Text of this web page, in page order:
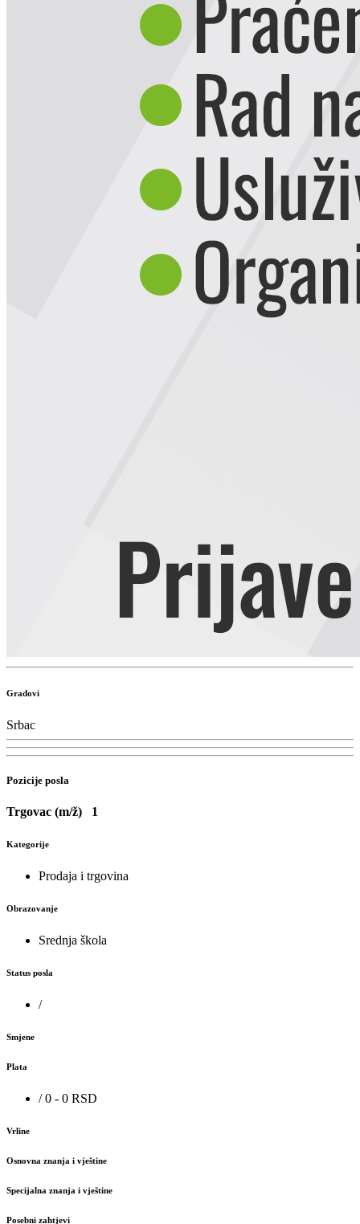
Gradovi
Srbac
Pozicije posla
Trgovac (m/ž) 1
Kategorije
Prodaja i trgovina
Obrazovanje
Srednja škola
Status posla
/
Smjene
Plata
/ 0 - 0 RSD
Vrline
Osnovna znanja i vještine
Specijalna znanja i vještine
Posebni zahtjevi